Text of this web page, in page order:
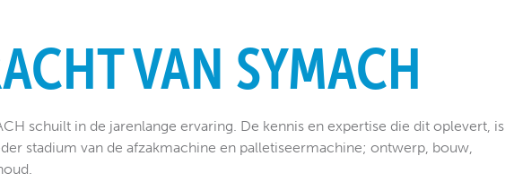
VAN SYMACH
schuilt in de jarenlange ervaring. De kennis en expertise die dit oplevert, is
stadium van de afzakmachine en palletiseermachine; ontwerp, bouw,